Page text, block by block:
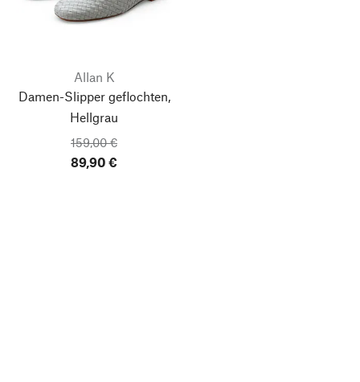
Allan K
Damen-Slipper geflochten,
Hellgrau
159,00 €
89,90 €